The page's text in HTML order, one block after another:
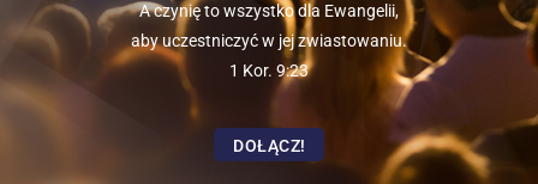
A czynię to wszystko dla Ewangelii,
aby uczestniczyć w jej zwiastowaniu.
1 Kor. 9:23
DOŁĄCZ!